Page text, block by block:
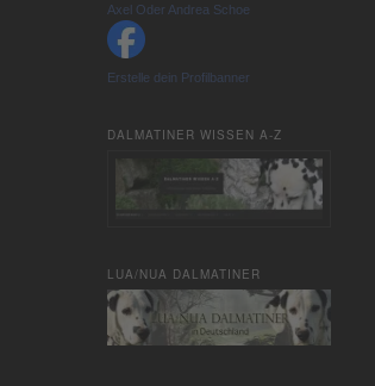
Axel Oder Andrea Schoe
Erstelle dein Profilbanner
DALMATINER WISSEN A-Z
LUA/NUA DALMATINER